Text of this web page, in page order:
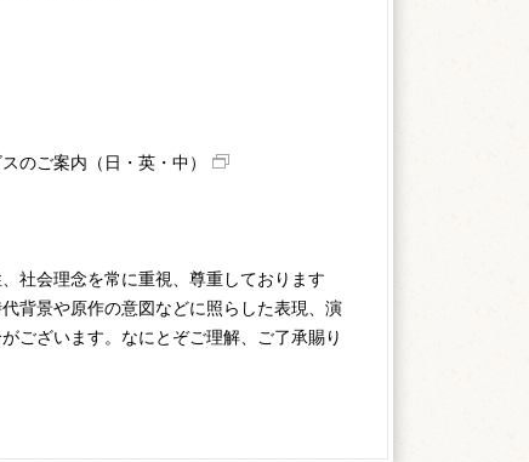
のご案内（日・英・中）
社会理念を常に重視、尊重しております
背景や原作の意図などに照らした表現、演
ございます。なにとぞご理解、ご了承賜り